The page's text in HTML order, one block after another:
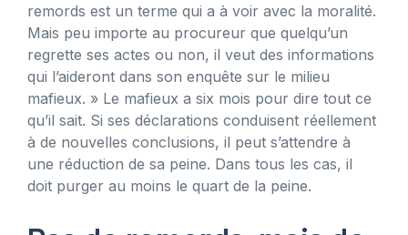
remords est un terme qui a à voir avec la moralité.
Mais peu importe au procureur que quelqu’un
regrette ses actes ou non, il veut des informations
qui l’aideront dans son enquête sur le milieu
mafieux. » Le mafieux a six mois pour dire tout ce
qu’il sait. Si ses déclarations conduisent réellement
à de nouvelles conclusions, il peut s’attendre à
une réduction de sa peine. Dans tous les cas, il
doit purger au moins le quart de la peine.